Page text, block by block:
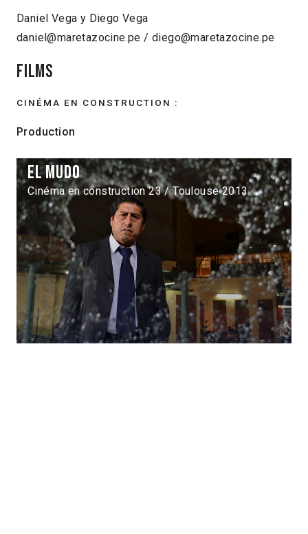
Daniel Vega y Diego Vega
daniel@maretazocine.pe / diego@maretazocine.pe
Films
CINÉMA EN CONSTRUCTION :
Production
El mudo
Cinéma en construction 23 / Toulouse 2013